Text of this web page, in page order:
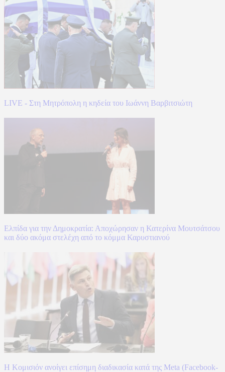
LIVE - Στη Μητρόπολη η κηδεία του Ιωάννη Βαρβιτσιώτη
Ελπίδα για την Δημοκρατία: Αποχώρησαν η Κατερίνα Μουτσάτσου
και δύο ακόμα στελέχη από το κόμμα Καρυστιανού
Η Κομισιόν ανοίγει επίσημη διαδικασία κατά της Meta (Facebook-